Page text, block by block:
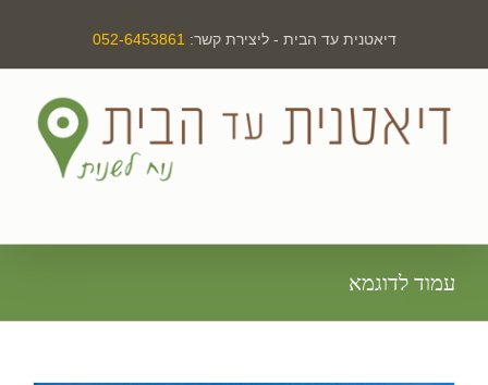
דיאטנית עד הבית - ליצירת קשר: 052-6453861
עמוד לדוגמא